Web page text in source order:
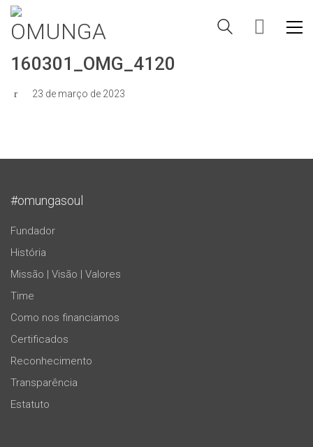
160301_OMG_4120
23 de março de 2023
#omungasoul
Fundador
História
Missão | Visão | Valores
Time
Como nos financiamos
Certificados
Reconhecimento
Transparência
Estatuto